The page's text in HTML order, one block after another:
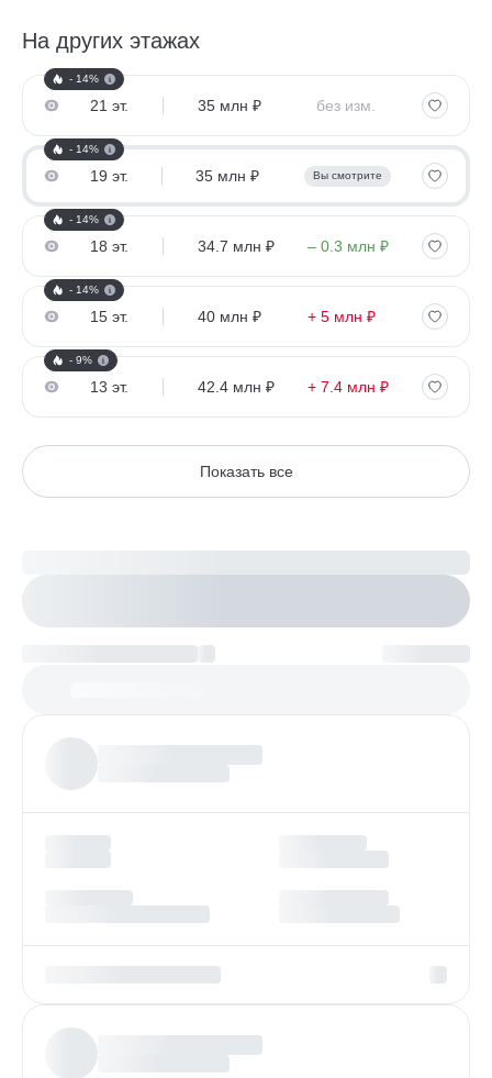
На других этажах
- 14%
21 эт. 35 млн ₽ без изм.
- 14%
19 эт. 35 млн ₽ Вы смотрите
- 14%
18 эт. 34.7 млн ₽ – 0.3 млн ₽
- 14%
15 эт. 40 млн ₽ + 5 млн ₽
- 9%
13 эт. 42.4 млн ₽ + 7.4 млн ₽
Показать все